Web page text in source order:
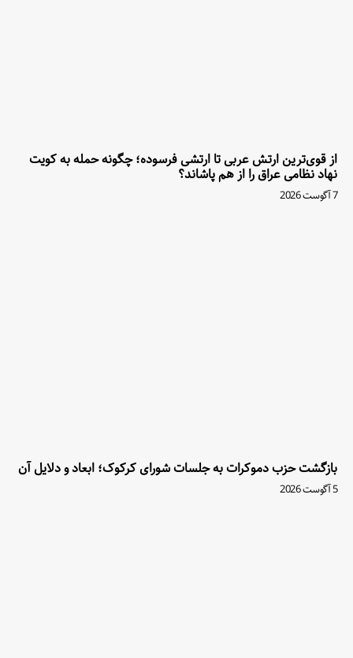
از قوی‌ترین ارتش عربی تا ارتشی فرسوده؛ چگونه حمله به کویت
نهاد نظامی عراق را از هم پاشاند؟
7 آگوست 2026
بازگشت حزب دموکرات به جلسات شورای کرکوک؛ ابعاد و دلایل آن
5 آگوست 2026